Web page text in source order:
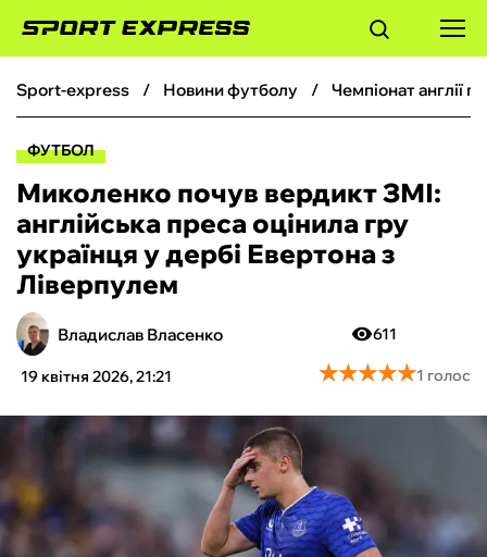
ФУТБОЛ
БОКС
ХОКЕЙ
ТЕНІС
КІБЕРСПОРТ
ЧС-2026
ФУТЗАЛ
sport-express новини футболу чемпіонат англії
ФУТБОЛ
Миколенко почув вердикт ЗМІ:
англійська преса оцінила гру
українця у дербі Евертона з
Ліверпулем
Владислав Власенко
19 квітня 2026, 21:21
611
★★★★★
★★★★★1 голос